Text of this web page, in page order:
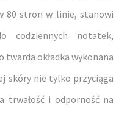
80 stron w linie, stanowi
codziennych notatek,
twarda okładka wykonana
skóry nie tylko przyciąga
trwałość i odporność na